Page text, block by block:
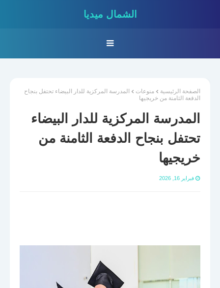
الشمال ميديا
الصفحة الرئيسية منوعات
المدرسة المركزية للدار البيضاء تحتفل بنجاح
الدفعة الثامنة من خريجيها
المدرسة المركزية للدار البيضاء
تحتفل بنجاح الدفعة الثامنة من
خريجيها
فبراير 16, 2026